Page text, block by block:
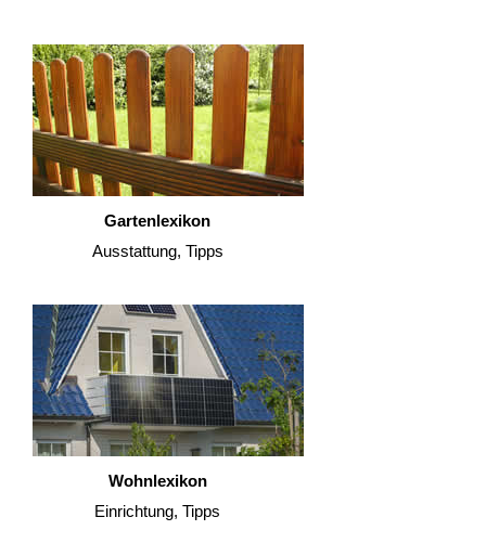
Gartenlexikon
Ausstattung, Tipps
Wohnlexikon
Einrichtung, Tipps